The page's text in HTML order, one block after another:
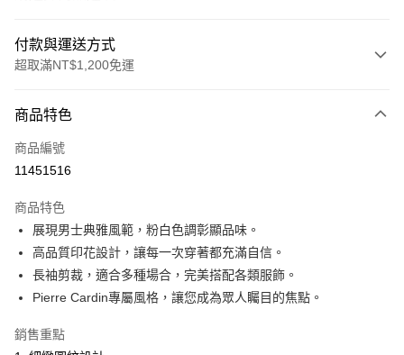
付款與運送方式
超取滿NT$1,200免運
信用卡一次付款
超商取貨付款
Apple Pay
悠遊付
Google Pay
ATM付款
商品特色
商品編號
11451516
商品特色
展現男士典雅風範，粉白色調彰顯品味。
高品質印花設計，讓每一次穿著都充滿自信。
長袖剪裁，適合多種場合，完美搭配各類服飾。
Pierre Cardin專屬風格，讓您成為眾人矚目的焦點。
銷售重點